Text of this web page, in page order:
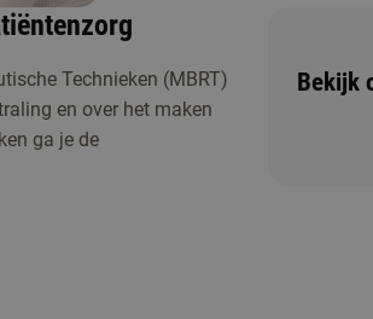
Technieken
Technieken (MBRT)
en over het maken
ga je de
Bekijk